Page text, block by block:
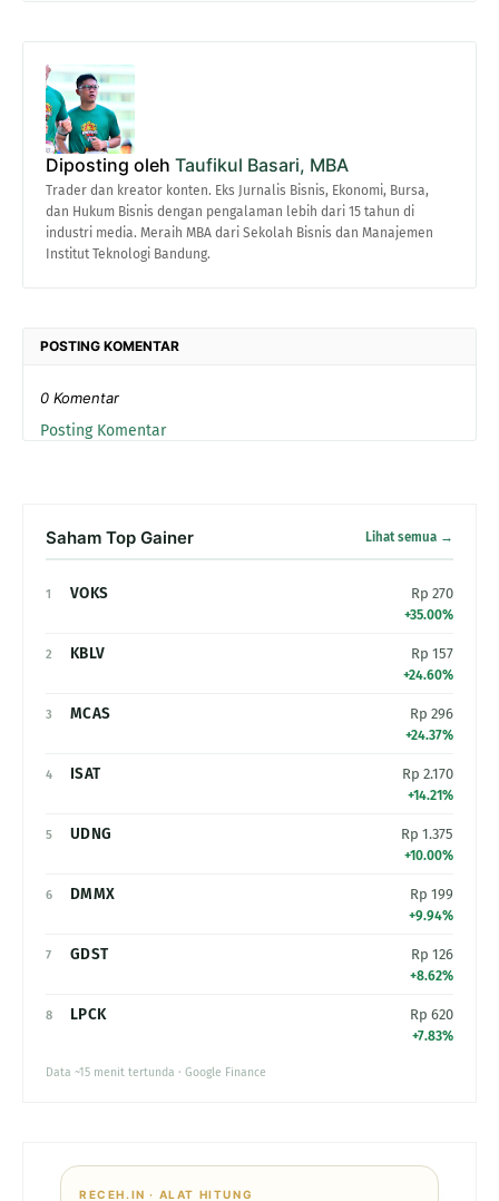
Diposting oleh Taufikul Basari, MBA
Trader dan kreator konten. Eks Jurnalis Bisnis, Ekonomi, Bursa,
dan Hukum Bisnis dengan pengalaman lebih dari 15 tahun di
industri media. Meraih MBA dari Sekolah Bisnis dan Manajemen
Institut Teknologi Bandung.
POSTING KOMENTAR
0 Komentar
Posting Komentar
Saham Top Gainer Lihat semua →
1 VOKS Rp 270
+35.00%
2 KBLV Rp 157
+24.60%
3 MCAS Rp 296
+24.37%
4 ISAT Rp 2.170
+14.21%
5 UDNG Rp 1.375
+10.00%
6 DMMX Rp 199
+9.94%
7 GDST Rp 126
+8.62%
8 LPCK Rp 620
+7.83%
Data ~15 menit tertunda · Google Finance
RECEH.IN · ALAT HITUNG